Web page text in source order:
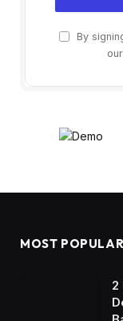
By
our
MOST POPULAR
2